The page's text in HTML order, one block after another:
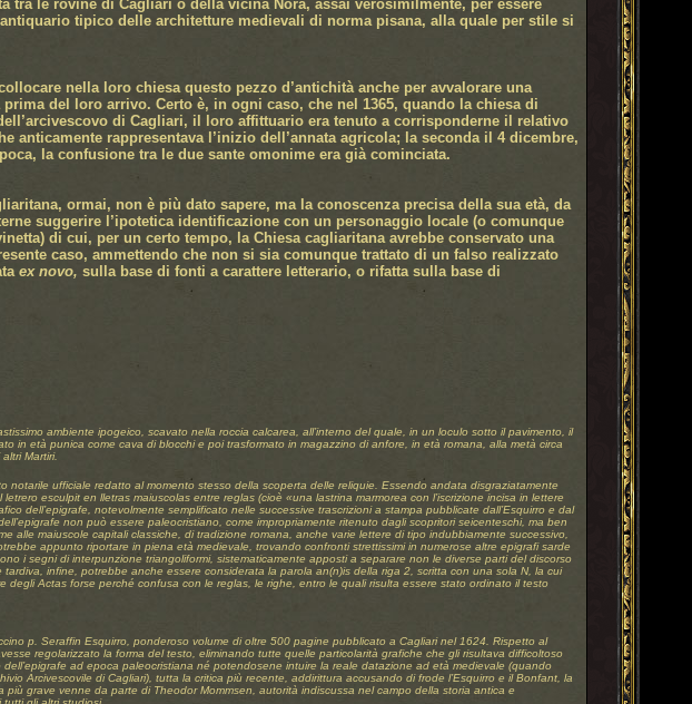
tra le rovine di Cagliari o della vicina Nora, assai verosimilmente, per essere
tipico delle architetture medievali di norma pisana, alla quale per stile si
nella loro chiesa questo pezzo d’antichità anche per avvalorare una
del loro arrivo. Certo è, in ogni caso, che nel 1365, quando la chiesa di
di Cagliari, il loro affittuario era tenuto a corrisponderne il relativo
anticamente rappresentava l’inizio dell’annata agricola; la seconda il 4 dicembre,
la confusione tra le due sante omonime era già cominciata.
ormai, non è più dato sapere, ma la conoscenza precisa della sua età, da
suggerire l’ipotetica identificazione con un personaggio locale (o comunque
di cui, per un certo tempo, la Chiesa cagliaritana avrebbe conservato una
caso, ammettendo che non si sia comunque trattato di un falso realizzato
ex novo, sulla base di fonti a carattere letterario, o rifatta sulla base di
ambiente ipogeico, scavato nella roccia calcarea, all’interno del quale, in un loculo sotto il pavimento, il
in età punica come cava di blocchi e poi trasformato in magazzino di anfore, in età romana, alla metà circa
Martiri.
notarile ufficiale redatto al momento stesso della scoperta delle reliquie. Essendo andata disgraziatamente
esculpit en lletras maiuscolas entre reglas (cioè «una lastrina marmorea con l’iscrizione incisa in lettere
dell’epigrafe, notevolmente semplificato nelle successive trascrizioni a stampa pubblicate dall’Esquirro e dal
non può essere paleocristiano, come impropriamente ritenuto dagli scopritori seicenteschi, ma ben
alle maiuscole capitali classiche, di tradizione romana, anche varie lettere di tipo indubbiamente successivo,
appunto riportare in piena età medievale, trovando confronti strettissimi in numerose altre epigrafi sarde
i segni di interpunzione triangoliformi, sistematicamente apposti a separare non le diverse parti del discorso
infine, potrebbe anche essere considerata la parola an(n)is della riga 2, scritta con una sola N, la cui
Actas forse perché confusa con le reglas, le righe, entro le quali risulta essere stato ordinato il testo
p. Seraffin Esquirro, ponderoso volume di oltre 500 pagine pubblicato a Cagliari nel 1624. Rispetto al
regolarizzato la forma del testo, eliminando tutte quelle particolarità grafiche che gli risultava difficoltoso
ad epoca paleocristiana né potendosene intuire la reale datazione ad età medievale (quando
Arcivescovile di Cagliari), tutta la critica più recente, addirittura accusando di frode l’Esquirro e il Bonfant, la
grave venne da parte di Theodor Mommsen, autorità indiscussa nel campo della storia antica e